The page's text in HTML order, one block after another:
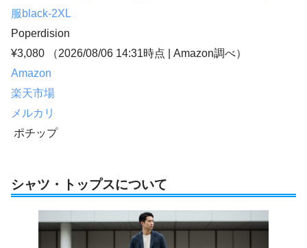
服black-2XL
Poperdision
¥3,080
（2026/08/06 14:31時点 | Amazon調べ）
Amazon
楽天市場
メルカリ
ポチップ
シャツ・トップスについて